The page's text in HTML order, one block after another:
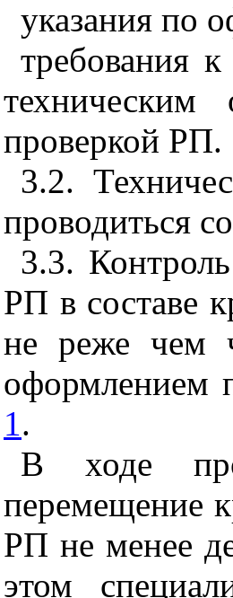
указания по
требования
проверкой РП.
3.2.
проводиться
3.3.
РП в составе
не реже чем
оформлением
1.
В ходе
перемещение
РП не менее
этом